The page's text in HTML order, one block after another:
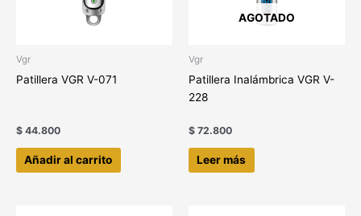
Vgr
Patillera VGR V-071
$ 44.800
Añadir al carrito
AGOTADO
Vgr
Patillera Inalámbrica VGR V-
228
$ 72.800
Leer más